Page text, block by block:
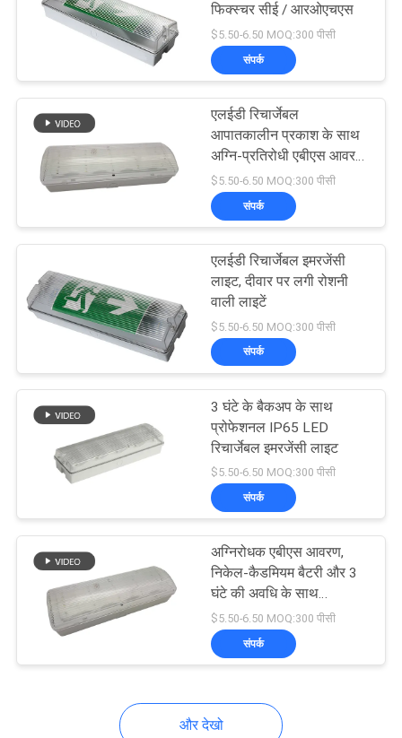
फिक्स्चर सीई / आरओएचएस
$5.50-6.50 MOQ:300 पीसी
संपर्क
एलईडी रिचार्जेबल
आपातकालीन प्रकाश के साथ
अग्नि-प्रतिरोधी एबीएस आवरण
और 3 घंटे की अवधि के लिए
15pcs एसएमडी एलईडी
$5.50-6.50 MOQ:300 पीसी
संपर्क
एलईडी रिचार्जेबल इमरजेंसी
लाइट, दीवार पर लगी रोशनी
वाली लाइटें
$5.50-6.50 MOQ:300 पीसी
संपर्क
3 घंटे के बैकअप के साथ
प्रोफेशनल IP65 LED
रिचार्जेबल इमरजेंसी लाइट
$5.50-6.50 MOQ:300 पीसी
संपर्क
अग्निरोधक एबीएस आवरण,
निकेल-कैडमियम बैटरी और 3
घंटे की अवधि के साथ
रिचार्जेबल आपातकालीन
प्रकाश
$5.50-6.50 MOQ:300 पीसी
संपर्क
और देखो